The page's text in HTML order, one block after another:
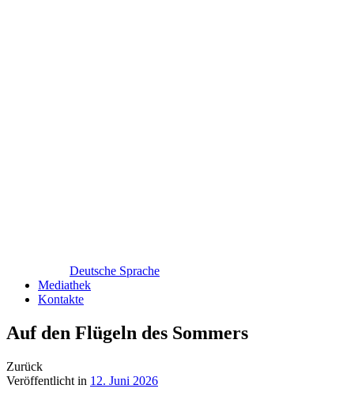
Deutsche Sprache
Mediathek
Kontakte
Auf den Flügeln des Sommers
Zurück
Veröffentlicht in 12. Juni 2026